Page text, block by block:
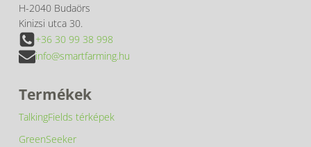
H-2040 Budaörs
Kinizsi utca 30.
+36 30 99 38 998
info@smartfarming.hu
Termékek
TalkingFields térképek
GreenSeeker